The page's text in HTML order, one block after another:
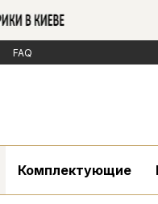
FAQ
Комплектующие